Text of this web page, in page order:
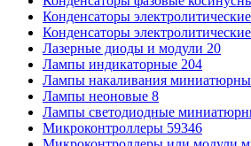
Конденсаторы электролитические
Конденсаторы
Лазерные диоды и модули 20
Лампы индикаторные 204
Лампы накаливания
Лампы неоновые 8
Лампы светодиодные
Микроконтроллеры 59346